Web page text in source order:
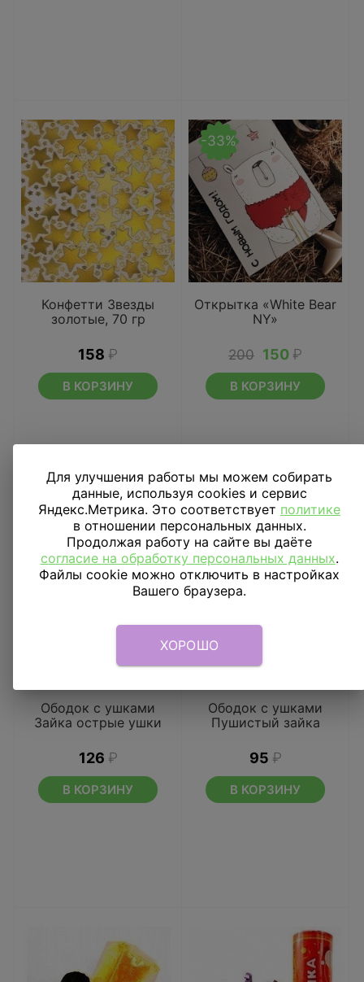
Конфетти Звезды
золотые, 70 гр
158 ₽
В КОРЗИНУ
-33%
Открытка «White Bear
NY»
200 150 ₽
В КОРЗИНУ
Ободок с ушками
Зайка острые ушки
126 ₽
В КОРЗИНУ
Ободок с ушками
Пушистый зайка
95 ₽
В КОРЗИНУ
Для улучшения работы мы можем собирать
данные, используя cookies и сервис
Яндекс.Метрика. Это соответствует политике
в отношении персональных данных.
Продолжая работу на сайте вы даёте
согласие на обработку персональных данных.
Файлы cookie можно отключить в настройках
Вашего браузера.
ХОРОШО